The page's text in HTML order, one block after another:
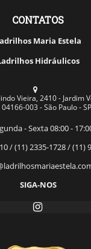
CONTATOS
Maria Estela
Hidráulicos
Vieira, 2410 - Jardim
04166-003 - São Paulo - SP
- Sexta 08:00 -
/ (11) 2335-1728 / (11)
SIGA-NOS